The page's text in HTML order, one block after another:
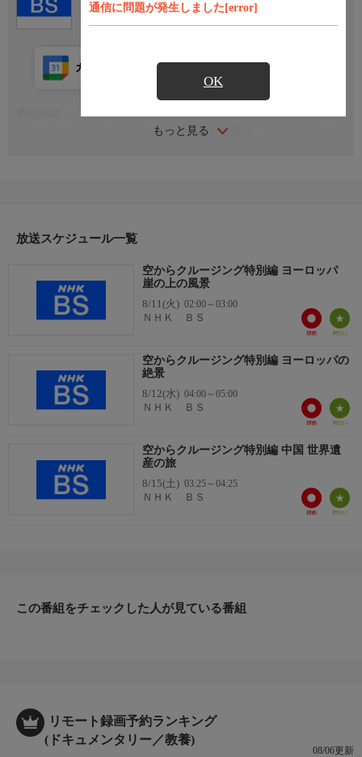
通信に問題が発生しました[error]
OK
もっと見る
カレンダー登録 アプリ視聴
ナレーションはなくテロップで楽しむ紀行番組「空からクルージ
に浮かぶモトヴン（クロアチア）は幻想的。
放送スケジュール一覧
空からクルージング特別編 ヨーロッパ
崖の上の風景
8/11(火) 02:00～03:00
ＮＨＫ ＢＳ
空からクルージング特別編 ヨーロッパの
絶景
8/12(水) 04:00～05:00
ＮＨＫ ＢＳ
空からクルージング特別編 中国 世界遺
産の旅
8/15(土) 03:25～04:25
ＮＨＫ ＢＳ
この番組をチェックした人が見ている番組
リモート録画予約ランキング
(ドキュメンタリー／教養)
08/06更新